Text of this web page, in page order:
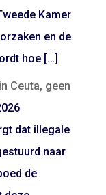
Kamer
en de
hoe […]
Ceuta, geen
dat illegale
naar
de